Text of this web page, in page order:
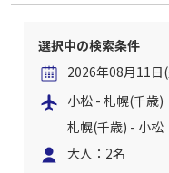
選択中の検索条件
2026年08月11日
小松 - 札幌(千歳)
札幌(千歳) - 小松
大人：2名